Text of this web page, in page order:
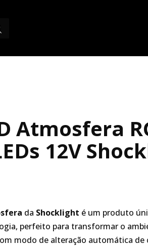
Atmosfera
12V
da Shocklight é um produto
perfeito para transformar o
modo de alteração automática de